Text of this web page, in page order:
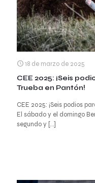
18 de marzo de 2025
CEE 2025: ¡Seis
Trueba en Pantón!
CEE 2025: ¡Seis podios
El sábado y el domingo
segundo y […]